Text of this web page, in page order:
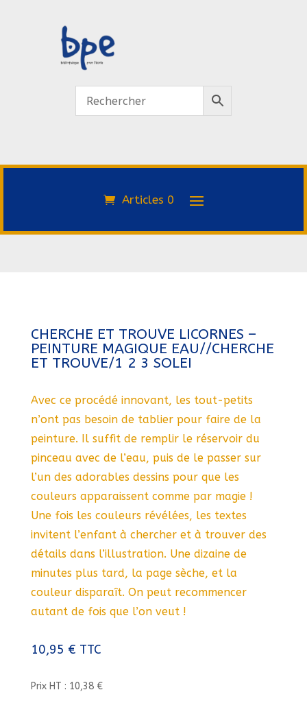
Articles 0
CHERCHE ET TROUVE LICORNES –
PEINTURE MAGIQUE EAU//CHERCHE
ET TROUVE/1 2 3 SOLEI
Avec ce procédé innovant, les tout-petits
n’ont pas besoin de tablier pour faire de la
peinture. Il suffit de remplir le réservoir du
pinceau avec de l’eau, puis de le passer sur
l’un des adorables dessins pour que les
couleurs apparaissent comme par magie !
Une fois les couleurs révélées, les textes
invitent l’enfant à chercher et à trouver des
détails dans l’illustration. Une dizaine de
minutes plus tard, la page sèche, et la
couleur disparaît. On peut recommencer
autant de fois que l’on veut !
10,95 € TTC
Prix HT : 10,38 €